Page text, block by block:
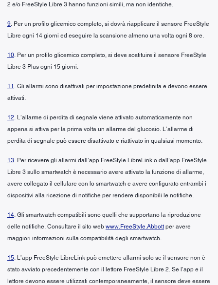
2 e/o FreeStyle Libre 3 hanno funzioni simili, ma non identiche.
9. Per un profilo glicemico completo, si dovrà riapplicare il sensore FreeStyle
Libre ogni 14 giorni ed eseguire la scansione almeno una volta ogni 8 ore.
10. Per un profilo glicemico completo, si deve sostituire il sensore FreeStyle
Libre 3 Plus ogni 15 giorni.
11 . Gli allarmi sono disattivati per impostazione predefinita e devono essere
attivati.
12. L’allarme di perdita di segnale viene attivato automaticamente non
appena si attiva per la prima volta un allarme del glucosio. L’allarme di
perdita di segnale può essere disattivato e riattivato in qualsiasi momento.
13. Per ricevere gli allarmi dall’app FreeStyle LibreLink o dall’app FreeStyle
Libre 3 sullo smartwatch è necessario avere attivato la funzione di allarme,
avere collegato il cellulare con lo smartwatch e avere configurato entrambi i
dispositivi alla ricezione di notifiche per rendere disponibili le notifiche.
14. Gli smartwatch compatibili sono quelli che supportano la riproduzione
delle notifiche. Consultare il sito web www.FreeStyle.Abbott per avere
maggiori informazioni sulla compatibilità degli smartwatch.
15. L’app FreeStyle LibreLink può emettere allarmi solo se il sensore non è
stato avviato precedentemente con il lettore FreeStyle Libre 2. Se l’app e il
lettore devono essere utilizzati contemporaneamente, il sensore deve essere